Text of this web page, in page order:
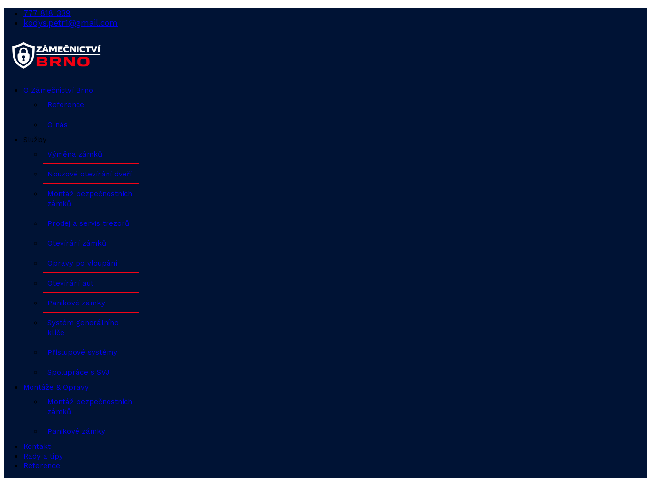
777 818 339
kodys.petr1@gmail.com
O Zámečnictví Brno
Reference
O nás
Služby
Výměna zámků
Nouzové otevírání dveří
Montáž bezpečnostních
zámků
Prodej a servis trezorů
Otevírání zámků
Opravy po vloupání
Otevírání aut
Panikové zámky
Systém generálního
klíče
Přístupové systémy
Spolupráce s SVJ
Montáže & Opravy
Montáž bezpečnostních
zámků
Panikové zámky
Kontakt
Rady a tipy
Reference